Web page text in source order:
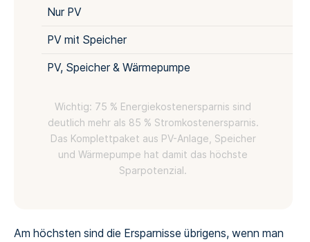
Nur PV
PV mit Speicher
PV, Speicher & Wärmepumpe
Wichtig: 75 % Energiekostenersparnis sind
deutlich mehr als 85 % Stromkostenersparnis.
Das Komplettpaket aus PV-Anlage, Speicher
und Wärmepumpe hat damit das höchste
Sparpotenzial.
Am höchsten sind die Ersparnisse übrigens, wenn man